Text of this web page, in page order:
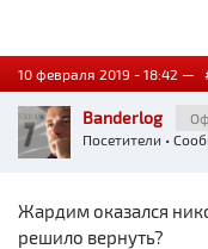
10 февраля 2019 - 18:42 —
Banderlog
Посетители •
Жардим оказался
решило вернуть?